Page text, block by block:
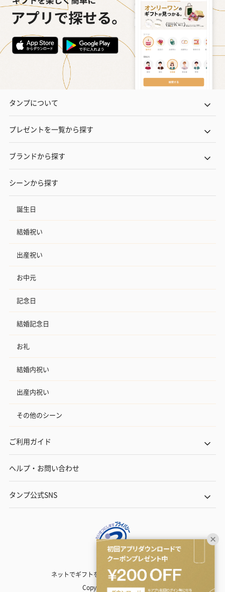
タンプについて
プレゼントを一覧から探す
ブランドから探す
シーンから探す
誕生日
結婚祝い
出産祝い
お中元
記念日
結婚記念日
お礼
結婚内祝い
出産内祝い
その他のシーン
ご利用ガイド
ヘルプ・お問い合わせ
タンプ公式SNS
ネットでギフトを贈るなら | TANP（タンプ）
Copyright© TANP Inc.